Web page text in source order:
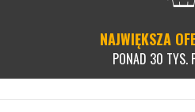
NAJWIĘKSZA
PONAD 30 TYS.